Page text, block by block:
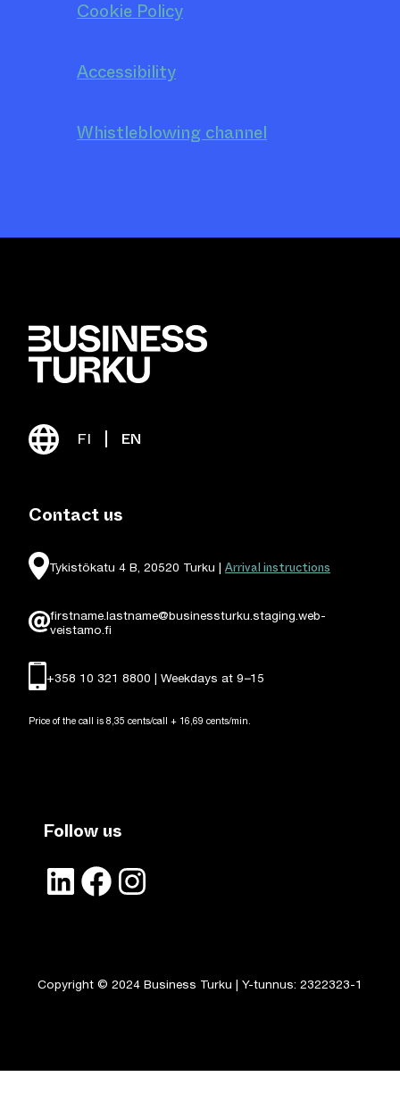
Cookie Policy
Accessibility
Whistleblowing channel
FI EN
Contact us
Tykistökatu 4 B, 20520 Turku | Arrival instructions
firstname.lastname@businessturku.staging.web-
veistamo.fi
+358 10 321 8800 | Weekdays at 9–15
Price of the call is 8,35 cents/call + 16,69 cents/min.
Follow us
LinkedIn Facebook Instagram
Copyright © 2024 Business Turku | Y-tunnus: 2322323-1